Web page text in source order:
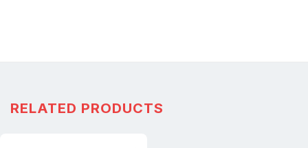
RELATED PRODUCTS